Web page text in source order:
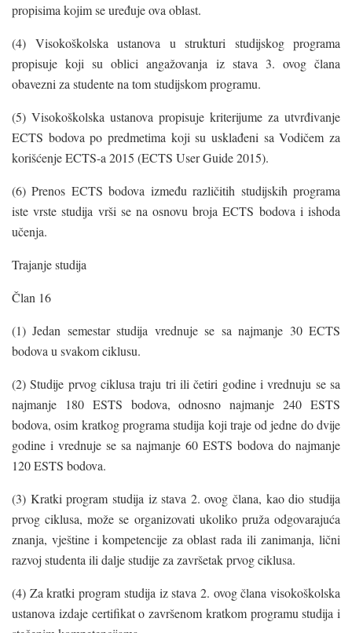
propisima kojim se uređuje ova oblast.
(4) Visokoškolska ustanova u strukturi studijskog programa
propisuje koji su oblici angažovanja iz stava 3. ovog člana
obavezni za studente na tom studijskom programu.
(5) Visokoškolska ustanova propisuje kriterijume za utvrđivanje
ECTS bodova po predmetima koji su usklađeni sa Vodičem za
korišćenje ECTS-a 2015 (ECTS User Guide 2015).
(6) Prenos ECTS bodova između različitih studijskih programa
iste vrste studija vrši se na osnovu broja ECTS bodova i ishoda
učenja.
Trajanje studija
Član 16
(1) Jedan semestar studija vrednuje se sa najmanje 30 ECTS
bodova u svakom ciklusu.
(2) Studije prvog ciklusa traju tri ili četiri godine i vrednuju se sa
najmanje 180 ESTS bodova, odnosno najmanje 240 ESTS
bodova, osim kratkog programa studija koji traje od jedne do dvije
godine i vrednuje se sa najmanje 60 ESTS bodova do najmanje
120 ESTS bodova.
(3) Kratki program studija iz stava 2. ovog člana, kao dio studija
prvog ciklusa, može se organizovati ukoliko pruža odgovarajuća
znanja, vještine i kompetencije za oblast rada ili zanimanja, lični
razvoj studenta ili dalje studije za završetak prvog ciklusa.
(4) Za kratki program studija iz stava 2. ovog člana visokoškolska
ustanova izdaje certifikat o završenom kratkom programu studija i